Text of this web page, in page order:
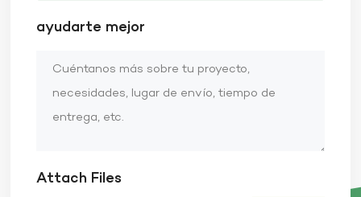
ayudarte mejor
Attach Files